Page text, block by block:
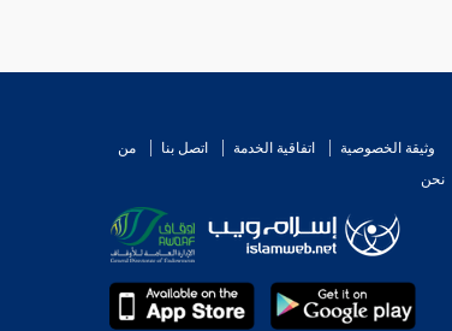
وثيقة الخصوصية اتفاقية الخدمة اتصل بنا
من
نحن